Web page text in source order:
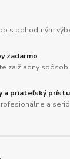
s pohodlným
zadarmo
za žiadny spôsob
a priateľský
a